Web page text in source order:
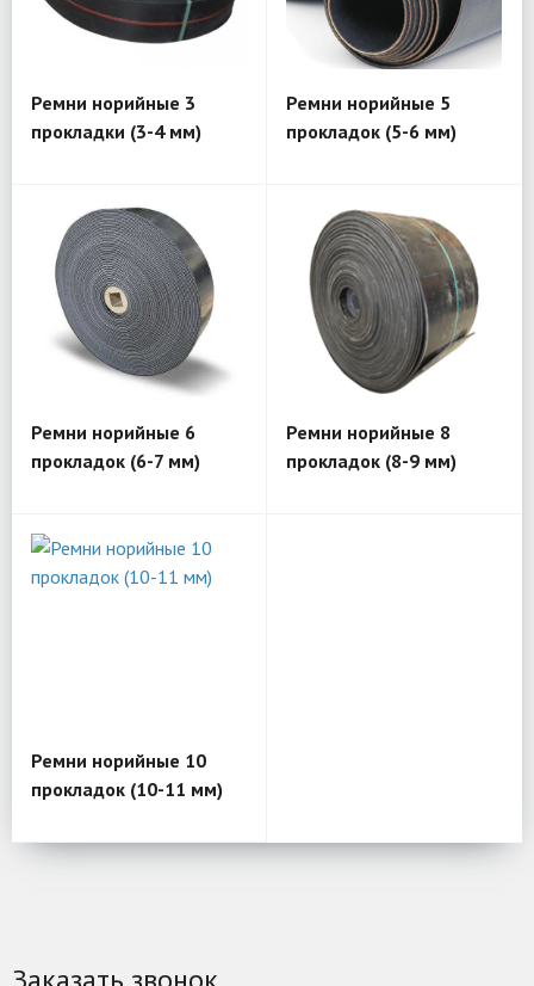
Ремни норийные 3
прокладки (3-4 мм)
Ремни норийные 5
прокладок (5-6 мм)
Ремни норийные 6
прокладок (6-7 мм)
Ремни норийные 8
прокладок (8-9 мм)
Ремни норийные 10
прокладок (10-11 мм)